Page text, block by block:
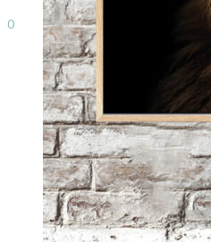
Search
0
kr.